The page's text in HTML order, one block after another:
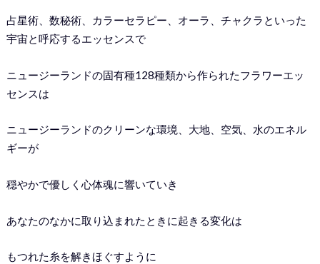
占星術、数秘術、カラーセラピー、オーラ、チャクラといった
宇宙と呼応するエッセンスで
ニュージーランドの固有種128種類から作られたフラワーエッ
センスは
ニュージーランドのクリーンな環境、大地、空気、水のエネル
ギーが
穏やかで優しく心体魂に響いていき
あなたのなかに取り込まれたときに起きる変化は
もつれた糸を解きほぐすように